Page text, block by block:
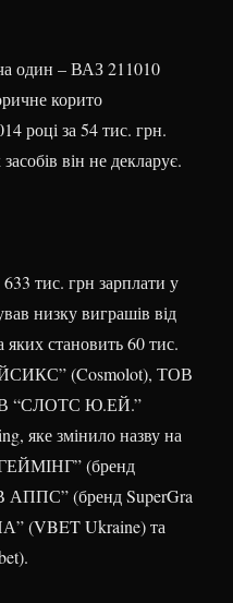
один – ВАЗ 211010
корито
році за 54 тис. грн.
він не декларує.
тис. грн зарплати у
низку виграшів від
яких становить 60 тис.
(Cosmolot), ТОВ
“СЛОТС Ю.ЕЙ.”
яке змінило назву на
(бренд
(бренд SuperGra
(VBET Ukraine) та